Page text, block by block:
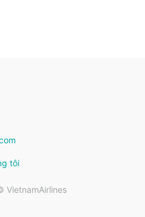
tôi
VietnamAirlines